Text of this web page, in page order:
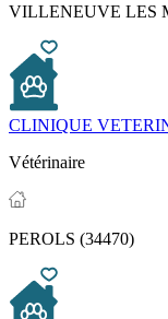
VILLENEUVE LES
CLINIQUE
Vétérinaire
PEROLS (34470)